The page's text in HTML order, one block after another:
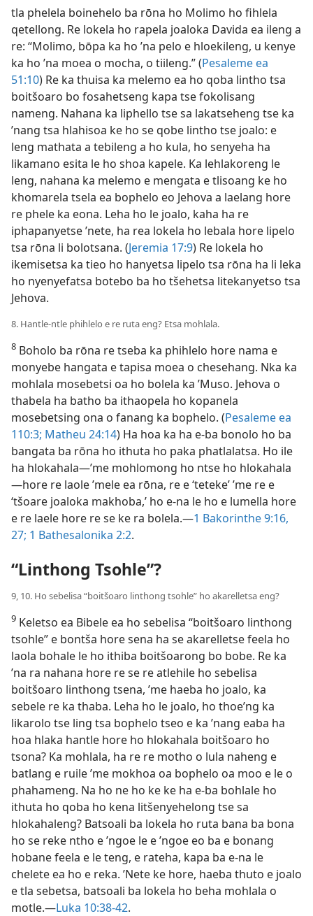
tla phelela boinehelo ba rōna ho Molimo ho fihlela
qetellong. Re lokela ho rapela joaloka Davida ea ileng a
re: “Molimo, bōpa ka ho ’na pelo e hloekileng, u kenye
ka ho ’na moea o mocha, o tiileng.” (Pesaleme ea
51:10) Re ka thuisa ka melemo ea ho qoba lintho tsa
boitšoaro bo fosahetseng kapa tse fokolisang
nameng. Nahana ka liphello tse sa lakatseheng tse ka
’nang tsa hlahisoa ke ho se qobe lintho tse joalo: e
leng mathata a tebileng a ho kula, ho senyeha ha
likamano esita le ho shoa kapele. Ka lehlakoreng le
leng, nahana ka melemo e mengata e tlisoang ke ho
khomarela tsela ea bophelo eo Jehova a laelang hore
re phele ka eona. Leha ho le joalo, kaha ha re
iphapanyetse ’nete, ha rea lokela ho lebala hore lipelo
tsa rōna li bolotsana. (Jeremia 17:9) Re lokela ho
ikemisetsa ka tieo ho hanyetsa lipelo tsa rōna ha li leka
ho nyenyefatsa botebo ba ho tšehetsa litekanyetso tsa
Jehova.
8. Hantle-ntle phihlelo e re ruta eng? Etsa mohlala.
8 Boholo ba rōna re tseba ka phihlelo hore nama e
monyebe hangata e tapisa moea o chesehang. Nka ka
mohlala mosebetsi oa ho bolela ka ’Muso. Jehova o
thabela ha batho ba ithaopela ho kopanela
mosebetsing ona o fanang ka bophelo. (Pesaleme ea
110:3; Matheu 24:14) Ha hoa ka ha e-ba bonolo ho ba
bangata ba rōna ho ithuta ho paka phatlalatsa. Ho ile
ha hlokahala—’me mohlomong ho ntse ho hlokahala
—hore re laole ’mele ea rōna, re e ‘teteke’ ’me re e
‘tšoare joaloka makhoba,’ ho e-na le ho e lumella hore
e re laele hore re se ke ra bolela.—1 Bakorinthe 9:16,
27; 1 Bathesalonika 2:2.
“Linthong Tsohle”?
9, 10. Ho sebelisa “boitšoaro linthong tsohle” ho akarelletsa eng?
9 Keletso ea Bibele ea ho sebelisa “boitšoaro linthong
tsohle” e bontša hore sena ha se akarelletse feela ho
laola bohale le ho ithiba boitšoarong bo bobe. Re ka
’na ra nahana hore re se re atlehile ho sebelisa
boitšoaro linthong tsena, ’me haeba ho joalo, ka
sebele re ka thaba. Leha ho le joalo, ho thoe’ng ka
likarolo tse ling tsa bophelo tseo e ka ’nang eaba ha
hoa hlaka hantle hore ho hlokahala boitšoaro ho
tsona? Ka mohlala, ha re re motho o lula naheng e
batlang e ruile ’me mokhoa oa bophelo oa moo e le o
phahameng. Na ho ne ho ke ke ha e-ba bohlale ho
ithuta ho qoba ho kena litšenyehelong tse sa
hlokahaleng? Batsoali ba lokela ho ruta bana ba bona
ho se reke ntho e ’ngoe le e ’ngoe eo ba e bonang
hobane feela e le teng, e rateha, kapa ba e-na le
chelete ea ho e reka. ’Nete ke hore, haeba thuto e joalo
e tla sebetsa, batsoali ba lokela ho beha mohlala o
motle.—Luka 10:38-42.